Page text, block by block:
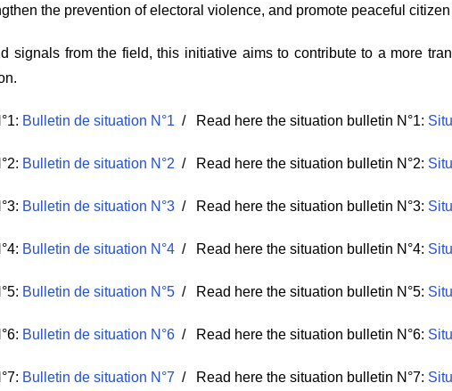
the prevention of electoral violence, and promote peaceful
signals from the field, this initiative aims to contribute to a more
Bulletin de situation N°1 / Read here the situation bulletin N°1:
Bulletin de situation N°2 / Read here the situation bulletin N°2:
Bulletin de situation N°3/ Read here the situation bulletin N°3:
Bulletin de situation N°4 / Read here the situation bulletin N°4:
Bulletin de situation N°5/ Read here the situation bulletin N°5:
Bulletin de situation N°6/ Read here the situation bulletin N°6:
Bulletin de situation N°7 / Read here the situation bulletin N°7: